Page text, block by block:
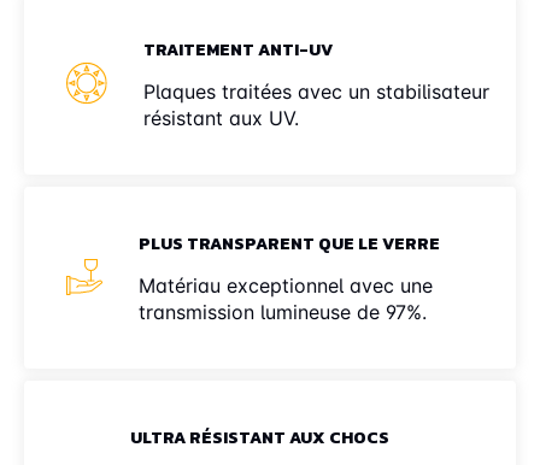
TRAITEMENT ANTI-UV
Plaques traitées avec un stabilisateur
résistant aux UV.
PLUS TRANSPARENT QUE LE VERRE
Matériau exceptionnel avec une
transmission lumineuse de 97%.
ULTRA RÉSISTANT AUX CHOCS